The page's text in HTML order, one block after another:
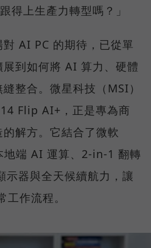
得上生產力轉型嗎？」
AI PC 的期待，已從單
到如何將 AI 算力、硬體
整合。微星科技（MSI）
Flip AI+，正是專為商
解方。它結合了微軟
端 AI 運算、2-in-1 翻轉
示器與全天候續航力，讓
作流程。